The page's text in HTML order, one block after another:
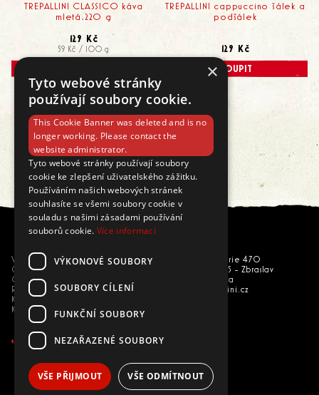
TREPALLINI CLASSICO káva
mletá 220 g
129 Kč
59 Kč / 100 g
TREPALLINI cappuccino šálek a
podšálek
129 Kč
KOUPIT
Načíst další
Vše o nákupu
Obchodní podmínky
GDPR
Reklamace
Kariéra
Kontakty
U národní galerie 470
156 00 Praha 5 - Zbraslav
Česká republika
eshop@trepallini.cz
×
Tyto webové stránky
používají soubory cookie.
This Cookie Banner was deleted and is no
longer working. Please contact the
website administrator.
Tyto webové stránky používají soubory
cookie ke zlepšení uživatelského zážitku.
Používáním našich webových stránek
souhlasíte se všemi soubory cookie v
souladu s našimi zásadami používání
souborů cookie. Více informací
VÝKONOVÉ SOUBORY
SOUBORY CÍLENÍ
FUNKČNÍ SOUBORY
NEZAŘAZENÉ SOUBORY
VŠE PŘIJMOUT VŠE ODMÍTNOUT